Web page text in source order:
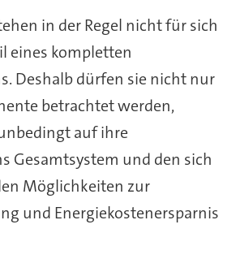
in der Regel nicht für sich
eines kompletten
Deshalb dürfen sie nicht nur
betrachtet werden,
auf ihre
Gesamtsystem und den sich
Möglichkeiten zur
und Energiekostenersparnis